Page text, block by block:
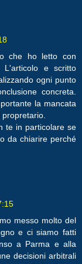
che ho letto con
L'articolo e scritto
ogni punto
concreta.
la mancata
te in particolare se
da chiarire perché
messo molto del
e ci siamo fatti
a Parma e alla
decisioni arbitrali